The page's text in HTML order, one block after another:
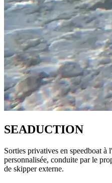
SEADUCTION
Sorties privatives en speedboat
personnalisée, conduite par le
de skipper externe.